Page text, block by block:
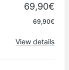
69,90€
69,90€
View details